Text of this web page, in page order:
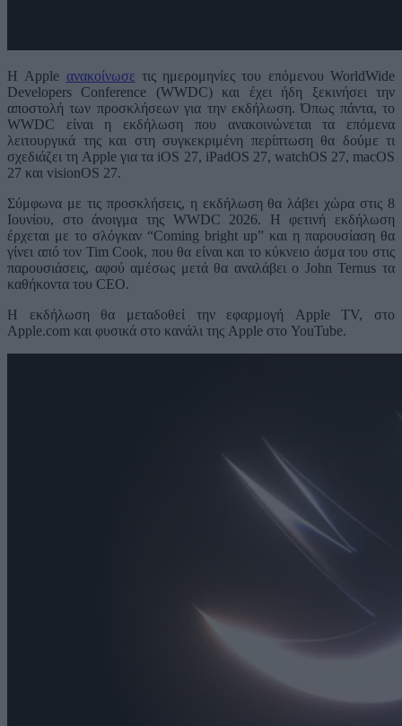
Η Apple ανακοίνωσε τις ημερομηνίες του επόμενου WorldWide
Developers Conference (WWDC) και έχει ήδη ξεκινήσει την
αποστολή των προσκλήσεων για την εκδήλωση. Όπως πάντα, το
WWDC είναι η εκδήλωση που ανακοινώνεται τα επόμενα
λειτουργικά της και στη συγκεκριμένη περίπτωση θα δούμε τι
σχεδιάζει τη Apple για τα iOS 27, iPadOS 27, watchOS 27, macOS
27 και visionOS 27.
Σύμφωνα με τις προσκλήσεις, η εκδήλωση θα λάβει χώρα στις 8
Ιουνίου, στο άνοιγμα της WWDC 2026. Η φετινή εκδήλωση
έρχεται με το σλόγκαν “Coming bright up” και η παρουσίαση θα
γίνει από τον Tim Cook, που θα είναι και το κύκνειο άσμα του στις
παρουσιάσεις, αφού αμέσως μετά θα αναλάβει ο John Ternus τα
καθήκοντα του CEO.
Η εκδήλωση θα μεταδοθεί την εφαρμογή Apple TV, στο
Apple.com και φυσικά στο κανάλι της Apple στο YouTube.